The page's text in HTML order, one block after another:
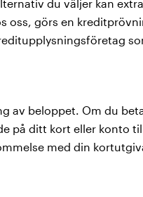
du väljer kan
oss, görs en
av beloppet. Om du
på ditt kort eller konto
med din